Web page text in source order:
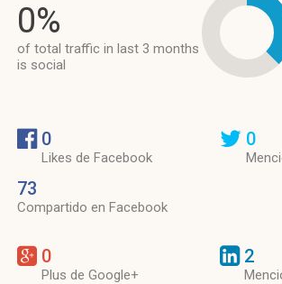
0%
of total traffic in last 3 months
is social
0
Likes de Facebook
73
Compartido en Facebook
0
0
Plus de Google+
2